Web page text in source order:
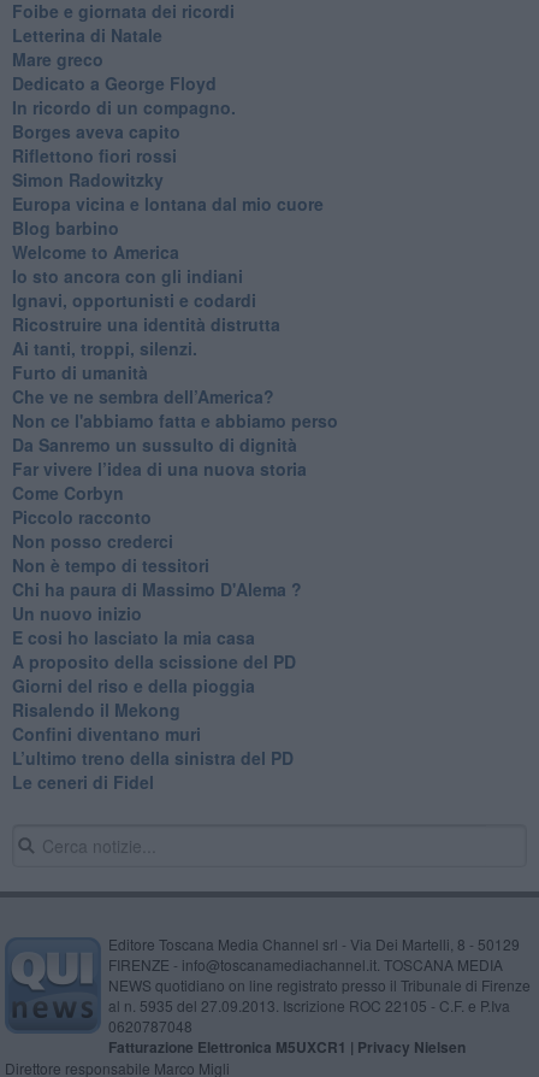
​Foibe e giornata dei ricordi
Letterina di Natale
Mare greco
​Dedicato a George Floyd
​In ricordo di un compagno.
Borges aveva capito
Riflettono fiori rossi
Simon Radowitzky
Europa vicina e lontana dal mio cuore
Blog barbino
Welcome to America
​Io sto ancora con gli indiani
​Ignavi, opportunisti e codardi
Ricostruire una identità distrutta
Ai tanti, troppi, silenzi.
​Furto di umanità
​Che ve ne sembra dell’America?
Non ce l'abbiamo fatta e abbiamo perso
​Da Sanremo un sussulto di dignità
Far vivere l’idea di una nuova storia
Come Corbyn
Piccolo racconto
Non posso crederci
Non è tempo di tessitori
Chi ha paura di Massimo D'Alema ?
Un nuovo inizio
​E cosi ho lasciato la mia casa
A proposito della scissione del PD
​Giorni del riso e della pioggia
Risalendo il Mekong
Confini diventano muri
L’ultimo treno della sinistra del PD
Le ceneri di Fidel
Editore Toscana Media Channel srl - Via Dei Martelli, 8 - 50129
FIRENZE - info@toscanamediachannel.it. TOSCANA MEDIA
NEWS quotidiano on line registrato presso il Tribunale di Firenze
al n. 5935 del 27.09.2013. Iscrizione ROC 22105 - C.F. e P.Iva
0620787048
Fatturazione Elettronica M5UXCR1 | Privacy Nielsen
Direttore responsabile Marco Migli